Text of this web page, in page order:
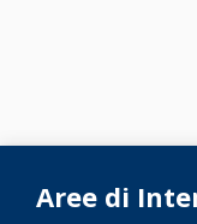
Aree di